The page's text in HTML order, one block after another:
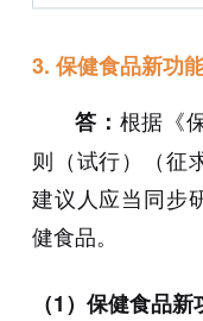
3. 保健食品新功
答： 根据《
则（试行）（征
建议人应当同步
健食品。
（1）保健食品